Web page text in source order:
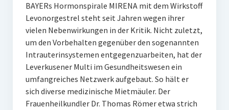
BAYERs Hormonspirale MIRENA mit dem Wirkstoff
Levonorgestrel steht seit Jahren wegen ihrer
vielen Nebenwirkungen in der Kritik. Nicht zuletzt,
um den Vorbehalten gegenüber den sogenannten
Intrauterinsystemen entgegenzuarbeiten, hat der
Leverkusener Multi im Gesundheitswesen ein
umfangreiches Netzwerk aufgebaut. So hält er
sich diverse medizinische Mietmäuler. Der
Frauenheilkundler Dr. Thomas Römer etwa strich